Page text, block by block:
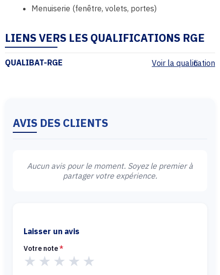
Menuiserie (fenêtre, volets, portes)
LIENS VERS LES QUALIFICATIONS RGE
QUALIBAT-RGE Voir la qualification
AVIS DES CLIENTS
Aucun avis pour le moment. Soyez le premier à
partager votre expérience.
Laisser un avis
Votre note*
★ ★ ★ ★ ★